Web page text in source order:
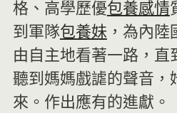
格、高學歷優包養感情
到軍隊包養妹 ，為內
由自主地看著一路，直
聽到媽媽戲謔的聲音，
來。作出應有的進獻。